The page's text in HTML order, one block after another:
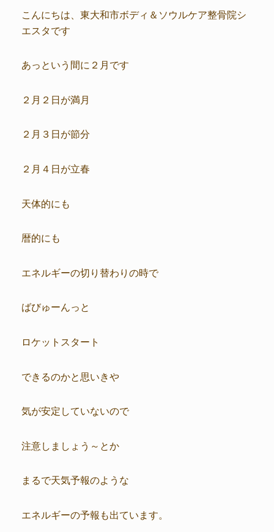
こんにちは、東大和市ボディ＆ソウルケア整骨院シ
エスタです
あっという間に２月です
２月２日が満月
２月３日が節分
２月４日が立春
天体的にも
暦的にも
エネルギーの切り替わりの時で
ばびゅーんっと
ロケットスタート
できるのかと思いきや
気が安定していないので
注意しましょう～とか
まるで天気予報のような
エネルギーの予報も出ています。